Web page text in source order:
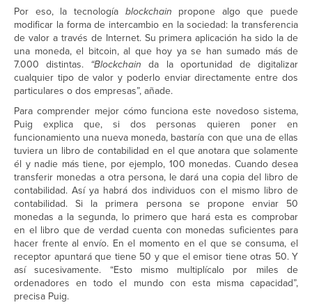
Por eso, la tecnología blockchain propone algo que puede
modificar la forma de intercambio en la sociedad: la transferencia
de valor a través de Internet. Su primera aplicación ha sido la de
una moneda, el bitcoin, al que hoy ya se han sumado más de
7.000 distintas. “Blockchain da la oportunidad de digitalizar
cualquier tipo de valor y poderlo enviar directamente entre dos
particulares o dos empresas”, añade.
Para comprender mejor cómo funciona este novedoso sistema,
Puig explica que, si dos personas quieren poner en
funcionamiento una nueva moneda, bastaría con que una de ellas
tuviera un libro de contabilidad en el que anotara que solamente
él y nadie más tiene, por ejemplo, 100 monedas. Cuando desea
transferir monedas a otra persona, le dará una copia del libro de
contabilidad. Así ya habrá dos individuos con el mismo libro de
contabilidad. Si la primera persona se propone enviar 50
monedas a la segunda, lo primero que hará esta es comprobar
en el libro que de verdad cuenta con monedas suficientes para
hacer frente al envío. En el momento en el que se consuma, el
receptor apuntará que tiene 50 y que el emisor tiene otras 50. Y
así sucesivamente. “Esto mismo multiplícalo por miles de
ordenadores en todo el mundo con esta misma capacidad”,
precisa Puig.